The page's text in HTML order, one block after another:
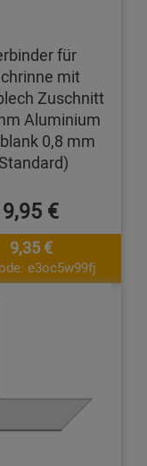
für
mit
Zuschnitt
Aluminium
0,8 mm
9,95 €
9,35 €
e3oc5w99fj